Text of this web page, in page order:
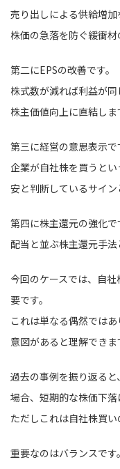
売り出しによる供給増加
株価の急落を防ぐ緩衝材
第二にEPSの改善です。
株式数が減れば利益が同
株主価値向上に直結しま
第三に経営の意思表示で
企業が自社株を買うと
安と判断しているサイン
第四に株主還元の強化で
配当と並ぶ株主還元手法
今回のケースでは、自
要です。
これは単なる偶然では
意図があると理解できま
過去の事例を振り返る
場合、短期的な株価下落
ただしこれは自社株買い
重要なのはバランスです。